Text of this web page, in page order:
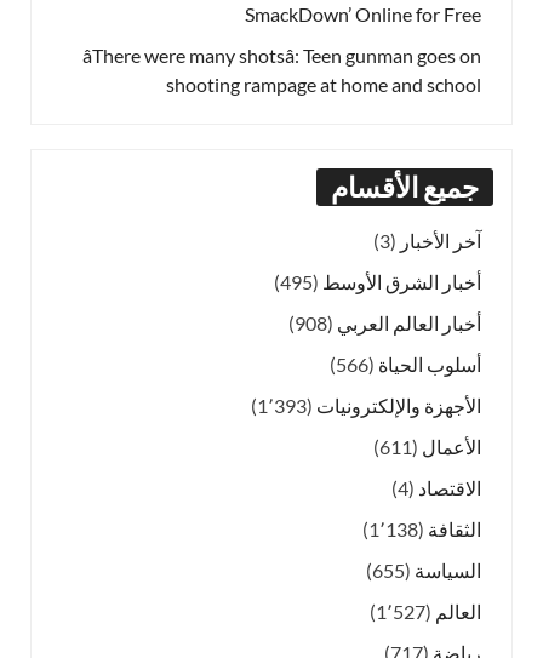
SmackDown’ Online for Free
âThere were many shotsâ: Teen gunman goes on
shooting rampage at home and school
جميع الأقسام
آخر الأخبار (3)
أخبار الشرق الأوسط (495)
أخبار العالم العربي (908)
أسلوب الحياة (566)
الأجهزة والإلكترونيات (1٬393)
الأعمال (611)
الاقتصاد (4)
الثقافة (1٬138)
السياسة (655)
العالم (1٬527)
رياضة (717)